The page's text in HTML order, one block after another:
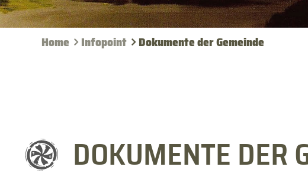
Home Infopoint Dokumente der Gemeinde
DOKUMENTE DER